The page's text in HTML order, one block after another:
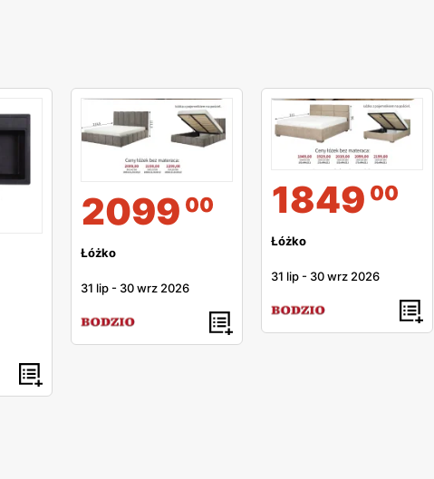
2099 00
Łóżko
31 lip - 30 wrz 2026
1849 00
Łóżko
31 lip - 30 wrz 2026